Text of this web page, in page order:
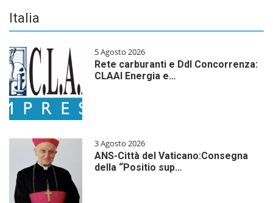
Italia
5 Agosto 2026
Rete carburanti e Ddl Concorrenza:
CLAAI Energia e…
3 Agosto 2026
ANS-Città del Vaticano:Consegna
della “Positio sup…